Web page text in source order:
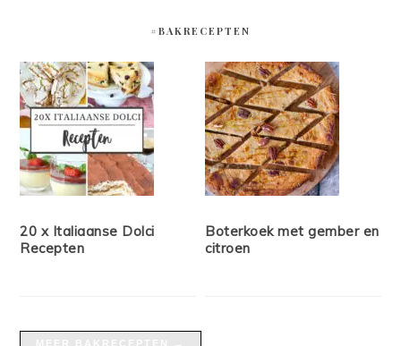
#BAKRECEPTEN
20 x Italiaanse Dolci
Recepten
Boterkoek met gember en
citroen